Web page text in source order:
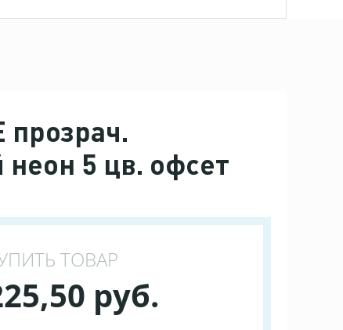
прозрач.
5 цв. офсет
ТОВАР
руб.